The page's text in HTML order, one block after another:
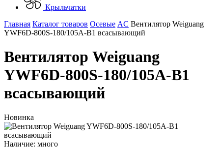
Крыльчатки
Главная Каталог товаров Осевые AC Вентилятор Weiguang
YWF6D-800S-180/105A-B1 всасывающий
Вентилятор Weiguang
YWF6D-800S-180/105A-B1
всасывающий
Новинка
Наличие: много